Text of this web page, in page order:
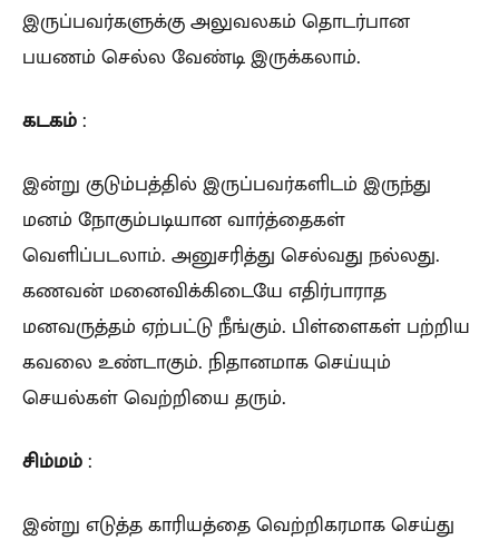
இருப்பவர்களுக்கு அலுவலகம் தொடர்பான
பயணம் செல்ல வேண்டி இருக்கலாம்.
கடகம் :
இன்று குடும்பத்தில் இருப்பவர்களிடம் இருந்து
மனம் நோகும்படியான வார்த்தைகள்
வெளிப்படலாம். அனுசரித்து செல்வது நல்லது.
கணவன் மனைவிக்கிடையே எதிர்பாராத
மனவருத்தம் ஏற்பட்டு நீங்கும். பிள்ளைகள் பற்றிய
கவலை உண்டாகும். நிதானமாக செய்யும்
செயல்கள் வெற்றியை தரும்.
சிம்மம் :
இன்று எடுத்த காரியத்தை வெற்றிகரமாக செய்து